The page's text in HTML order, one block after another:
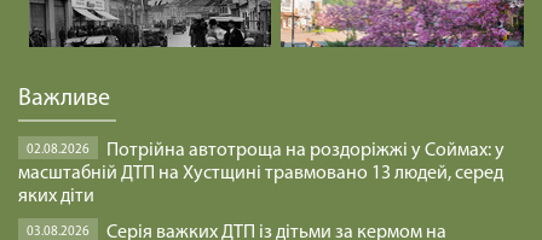
Важливе
02.08.2026
Потрійна автотроща на роздоріжжі у Соймах: у
масштабній ДТП на Хустщині травмовано 13 людей, серед
яких діти
03.08.2026 Серія важких ДТП із дітьми за кермом на